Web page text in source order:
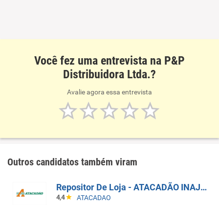
Você fez uma entrevista na P&P
Distribuidora Ltda.?
Avalie agora essa entrevista
Outros candidatos também viram
Repositor De Loja - ATACADÃO INAJAR DE SOUZA 11/08
4,4 ATACADAO